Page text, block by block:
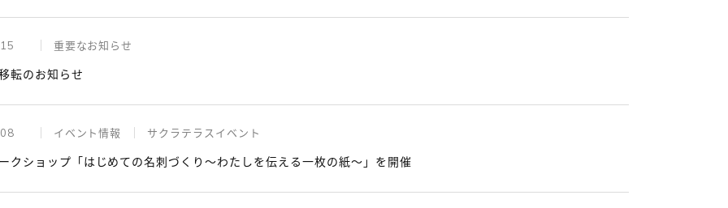
重要なお知らせ
転のお知らせ
イベント情報 サクラテラスイベント
クショップ「はじめての名刺づくり～わたしを伝える一枚の紙～」を開催